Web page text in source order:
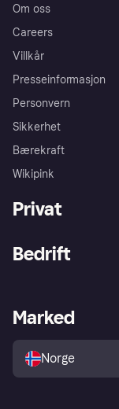
Om oss
Careers
Villkår
Presseinformasjon
Personvern
Sikkerhet
Bærekraft
Wikipink
Privat
Utforsk butikker
Bedrift
Merchant portal
Marked
Norge